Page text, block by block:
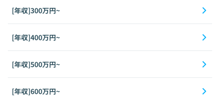
[年収]300万円~
[年収]400万円~
[年収]500万円~
[年収]600万円~